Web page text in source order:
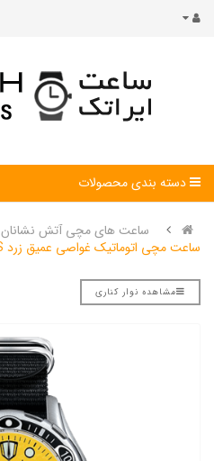
دسته بندی محصولات
ساعت های مچی آتش نشانان
ساعت مچی اتوماتیک غواصی عمیق زرد CB-500A-Y-NBS
مشاهده نوار کناری